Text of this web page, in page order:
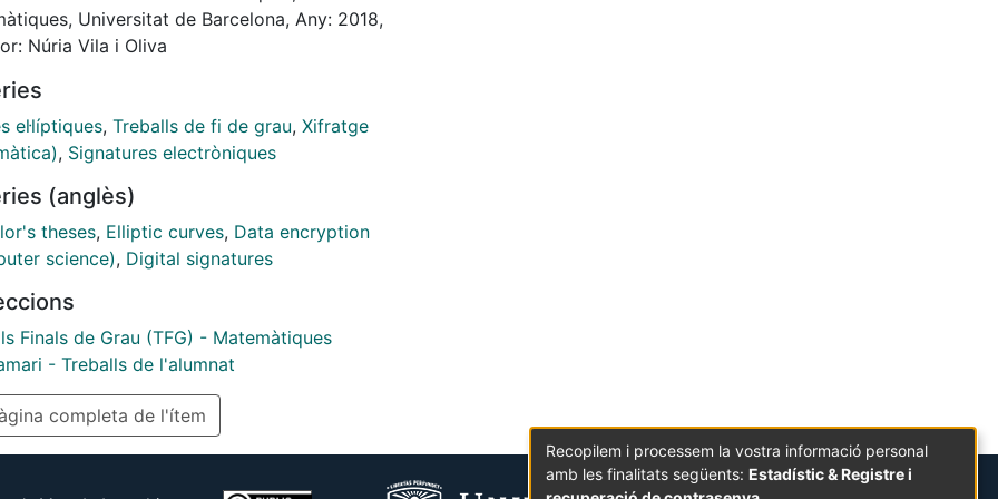
and to program some of the best known
like Diffie-Hellman key exchange and
Universitat de Barcelona, Any: 2018,
Núria Vila i Oliva
el·líptiques, Treballs de fi de grau, Xifratge
, Signatures electròniques
(anglès)
theses, Elliptic curves, Data encryption
science), Digital signatures
Finals de Grau (TFG) - Matemàtiques
- Treballs de l'alumnat
completa de l'ítem
Recopilem i processem la vostra informació personal
amb les finalitats següents: Estadístic & Registre i